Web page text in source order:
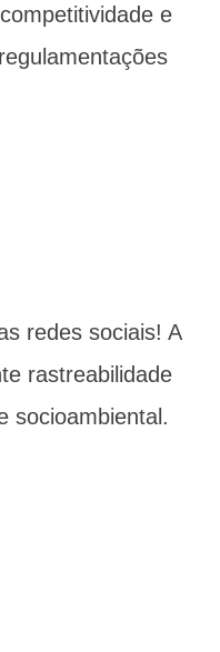
e
redes sociais! A
rastreabilidade
socioambiental.